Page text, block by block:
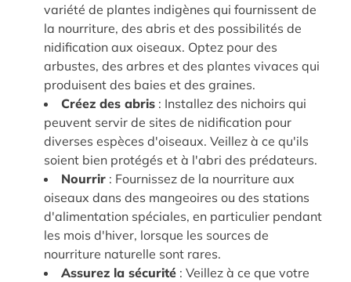
variété de plantes indigènes qui fournissent de
la nourriture, des abris et des possibilités de
nidification aux oiseaux. Optez pour des
arbustes, des arbres et des plantes vivaces qui
produisent des baies et des graines.
Créez des abris : Installez des nichoirs qui
peuvent servir de sites de nidification pour
diverses espèces d'oiseaux. Veillez à ce qu'ils
soient bien protégés et à l'abri des prédateurs.
Nourrir : Fournissez de la nourriture aux
oiseaux dans des mangeoires ou des stations
d'alimentation spéciales, en particulier pendant
les mois d'hiver, lorsque les sources de
nourriture naturelle sont rares.
Assurez la sécurité : Veillez à ce que votre